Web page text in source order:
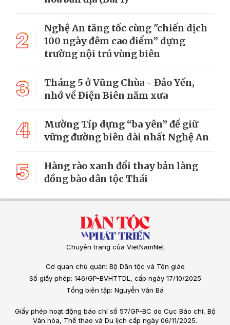
2
Nghệ An tăng tốc cùng "chiến dịch
100 ngày đêm cao điểm” dựng
trường nội trú vùng biên
3
Tháng 5 ở Vũng Chùa - Đảo Yến,
nhớ về Điện Biên năm xưa
4
Mường Típ dựng “ba yên” để giữ
vững đường biên dài nhất Nghệ An
5
Hàng rào xanh đổi thay bản làng
đồng bào dân tộc Thái
Chuyên trang của VietNamNet
Cơ quan chủ quản: Bộ Dân tộc và Tôn giáo
Số giấy phép: 146/GP-BVHTTDL, cấp ngày 17/10/2025
Tổng biên tập: Nguyễn Văn Bá
Giấy phép hoạt động báo chí số 57/GP-BC do Cục Báo chí, Bộ
Văn hóa, Thể thao và Du lịch cấp ngày 06/11/2025.